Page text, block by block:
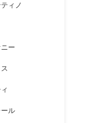
ィノ
ー
ル